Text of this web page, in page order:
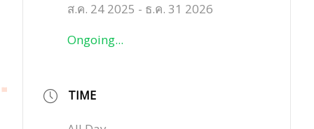
ส.ค. 24 2025 - ธ.ค. 31 2026
Ongoing...
TIME